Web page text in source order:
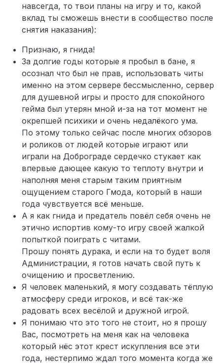
навсегда, то твои планы на игру и то, какой
вклад ты сможешь внести в сообщество после
снятия наказания):
Признаю, я гнида!
За долгие годы которые я пробыл в бане, я
осознал что был не прав, использовать читы
именно на этом сервере бессмысленно, сервер
для душевной игры и просто для спокойного
гейма был утерян мной и-за на тот момент не
окрепшей психики и очень недалёкого ума.
По этому только сейчас после многих обзоров
и роликов от людей которые играют или
играли на Доброграде сердечко стукает как
впервые дающее какую то теплоту внутри и
наполняя меня старым таким приятным
ощущением старого Гмода, который в наши
года чувствуется всё меньше.
А я как гнида и предатель повёл себя очень не
этично испортив кому-то игру своей жалкой
попыткой поиграть с читами.
Прошу понять дурака, и если на то будет воля
Администрации, я готов начать свой путь к
очищению и просветлению.
Я человек маленький, я могу создавать тёплую
атмосферу среди игроков, и всё так-же
радовать всех весёлой и дружной игрой.
Я понимаю что это того не стоит, но я прошу
Вас, посмотреть на меня как на человека
который нёс этот крест искупления все эти
года, нестерпимо ждал того момента когда же